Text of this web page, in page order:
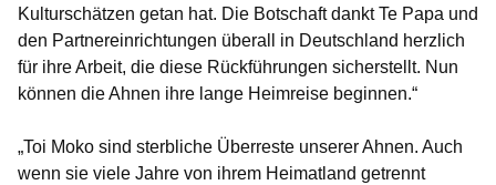
Kulturschätzen getan hat. Die Botschaft dankt Te Papa und
den Partnereinrichtungen überall in Deutschland herzlich
für ihre Arbeit, die diese Rückführungen sicherstellt. Nun
können die Ahnen ihre lange Heimreise beginnen.“
„Toi Moko sind sterbliche Überreste unserer Ahnen. Auch
wenn sie viele Jahre von ihrem Heimatland getrennt